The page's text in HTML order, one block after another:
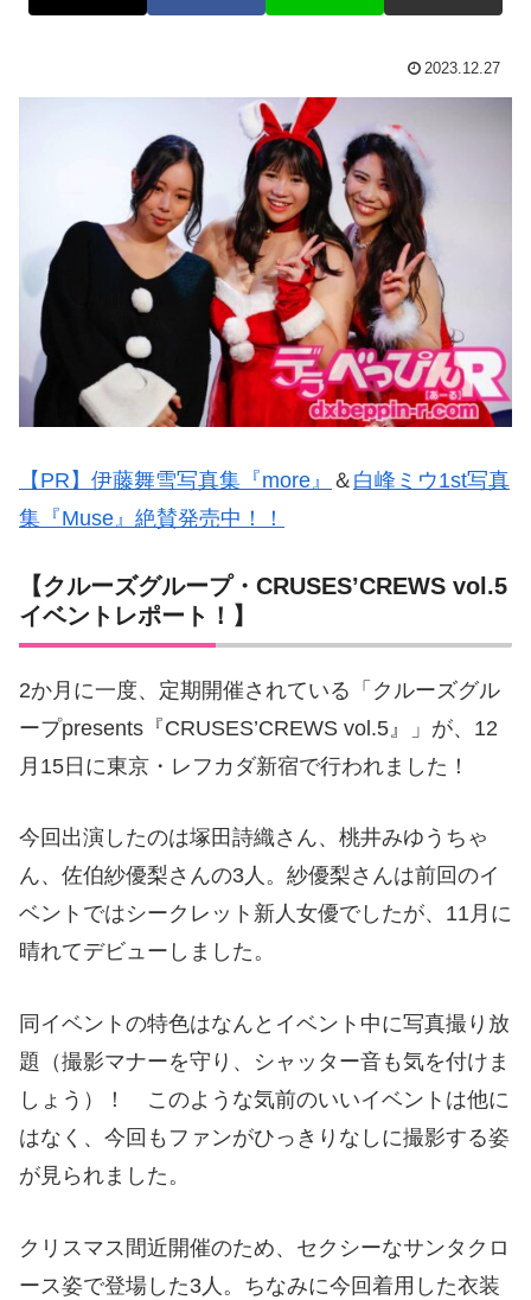
2023.12.27
【PR】伊藤舞雪写真集『more』 ＆ 白峰ミウ1st写真
集『Muse』絶賛発売中！！
【クルーズグループ・CRUSES’CREWS vol.5
イベントレポート！】
2か月に一度、定期開催されている「クルーズグル
ープpresents『CRUSES’CREWS vol.5』」が、12
月15日に東京・レフカダ新宿で行われました！
今回出演したのは塚田詩織さん、桃井みゆうちゃ
ん、佐伯紗優梨さんの3人。紗優梨さんは前回のイ
ベントではシークレット新人女優でしたが、11月に
晴れてデビューしました。
同イベントの特色はなんとイベント中に写真撮り放
題（撮影マナーを守り、シャッター音も気を付けま
しょう）！ このような気前のいいイベントは他に
はなく、今回もファンがひっきりなしに撮影する姿
が見られました。
クリスマス間近開催のため、セクシーなサンタクロ
ース姿で登場した3人。ちなみに今回着用した衣装